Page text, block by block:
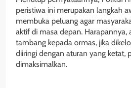
peristiwa ini merupakan langkah
membuka peluang agar
aktif di masa depan. Harapannya,
tambang kepada ormas, jika
diiringi dengan aturan yang ketat,
dimaksimalkan.